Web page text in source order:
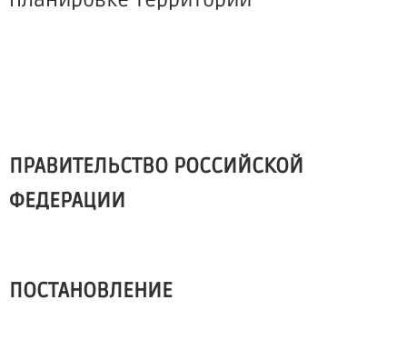
ПРАВИТЕЛЬСТВО РОССИЙСКОЙ
ФЕДЕРАЦИИ
ПОСТАНОВЛЕНИЕ